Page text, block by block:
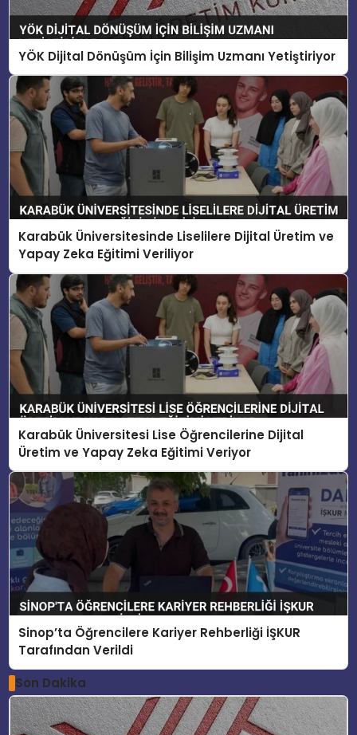
YÖK Dijital Dönüşüm İçin Bilişim Uzmanı Yetiştiriyor
Karabük Üniversitesinde Liselilere Dijital Üretim ve
Yapay Zeka Eğitimi Veriliyor
Karabük Üniversitesi Lise Öğrencilerine Dijital
Üretim ve Yapay Zeka Eğitimi Veriyor
Sinop’ta Öğrencilere Kariyer Rehberliği İŞKUR
Tarafından Verildi
Son Dakika